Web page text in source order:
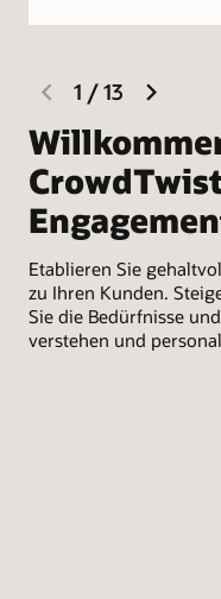
Individuelle
Wir bieten strategische
Phasen des
und Wachstumszielen.
Analyse des
erstklassigen
Beratung zur
Programms.
Mit einem
previous
slide
1 /13
Etablieren Sie
zu Ihren Kunden.
Sie die Bedürfnisse
verstehen und